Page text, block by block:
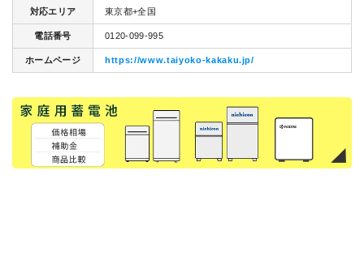
対応エリア 東京都+全国
電話番号 0120-099-995
ホームページ https://www.taiyoko-kakaku.jp/